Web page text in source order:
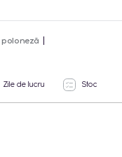
poloneză
Zile de lucru Stoc